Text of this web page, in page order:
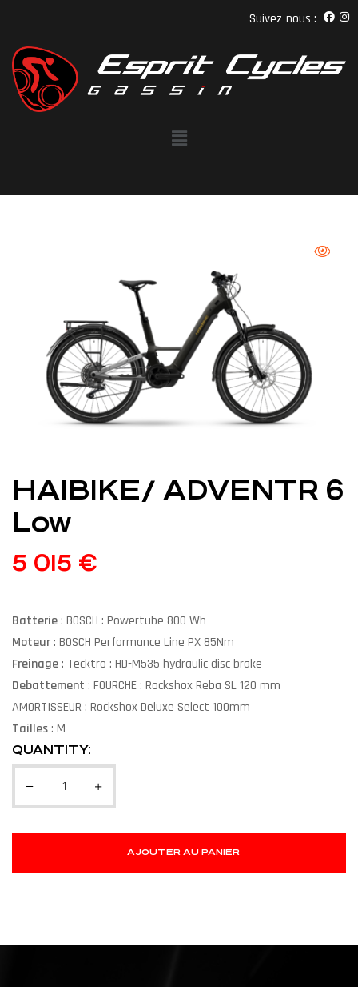
Suivez-nous :
HAIBIKE/ ADVENTR 6
Low
5 015 €
Batterie: BOSCH : Powertube 800 Wh
Moteur: BOSCH Performance Line PX 85Nm
Freinage: Tecktro : HD-M535 hydraulic disc brake
Debattement : FOURCHE : Rockshox Reba SL 120 mm
AMORTISSEUR : Rockshox Deluxe Select 100mm
Tailles: M
QUANTITY:
AJOUTER AU PANIER